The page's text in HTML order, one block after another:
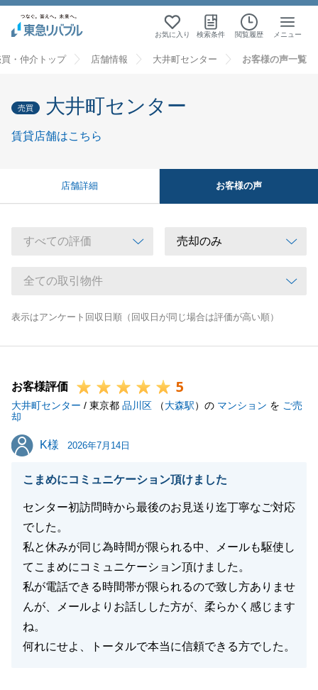
お気に入り 検索条件 閲覧履歴 メニュー
・仲介トップ 店舗情報 大井町センター お客様の声一覧
売買 大井町センター
賃貸店舗はこちら
店舗詳細 お客様の声
表示はアンケート回収日順（回収日が同じ場合は評価が高い順）
お客様評価 5
大井町センター / 東京都 品川区 （大森駅）の マンション を ご売
却
K様
K様 2026年7月14日
こまめにコミュニケーション頂けました
センター初訪問時から最後のお見送り迄丁寧なご対応
でした。
私と休みが同じ為時間が限られる中、メールも駆使し
てこまめにコミュニケーション頂けました。
私が電話できる時間帯が限られるので致し方ありませ
んが、メールよりお話しした方が、柔らかく感じます
ね。
何れにせよ、トータルで本当に信頼できる方でした。